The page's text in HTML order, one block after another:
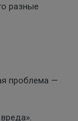
разные
проблема —